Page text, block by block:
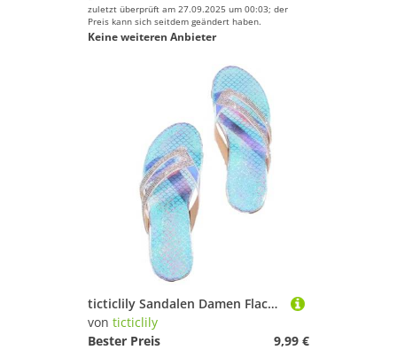
zuletzt überprüft am 27.09.2025 um 00:03; der
Preis kann sich seitdem geändert haben.
Keine weiteren Anbieter
ticticlily Sandalen Damen Flach Bequem Flip Flops Slippers Elegante Zehentrenner Hausschuh Sandals Abendschuhe Sommerschuhe Damen Bequem Sandaletten Römische Schuhe B Blau 38 EU
von ticticlily
Bester Preis
9,99 €